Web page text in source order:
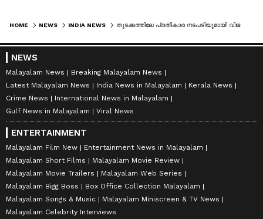
HOME NEWS INDIA NEWS തുടക്കത്തിലേ പ്രതികാര നടപടിയുമായി വിജയ് സർക്കാർ, സർക്കാറിനെയും മുഖ്യമന്ത്രിയെയും വിമർശിച്ച ചാനലിനെ വിലക്കി
NEWS
Malayalam News
Breaking Malayalam News
Latest Malayalam News
India News in Malayalam
Kerala News
Crime News
International News in Malayalam
Gulf News in Malayalam
Viral News
ENTERTAINMENT
Malayalam Film New
Entertainment News in Malayalam
Malayalam Short Films
Malayalam Movie Review
Malayalam Movie Trailers
Malayalam Web Series
Malayalam Bigg Boss
Box Office Collection Malayalam
Malayalam Songs & Music
Malayalam Miniscreen & TV News
Malayalam Celebrity Interviews